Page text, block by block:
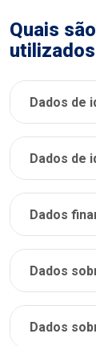
Quais
Dados de
Dados de
Dados
Dados
Dados